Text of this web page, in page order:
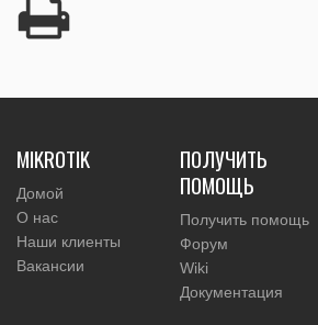
MIKROTIK
Домой
О нас
Наши клиенты
Вакансии
ПОЛУЧИТЬ
ПОМОЩЬ
Получить помощь
Форум
Wiki
Документация